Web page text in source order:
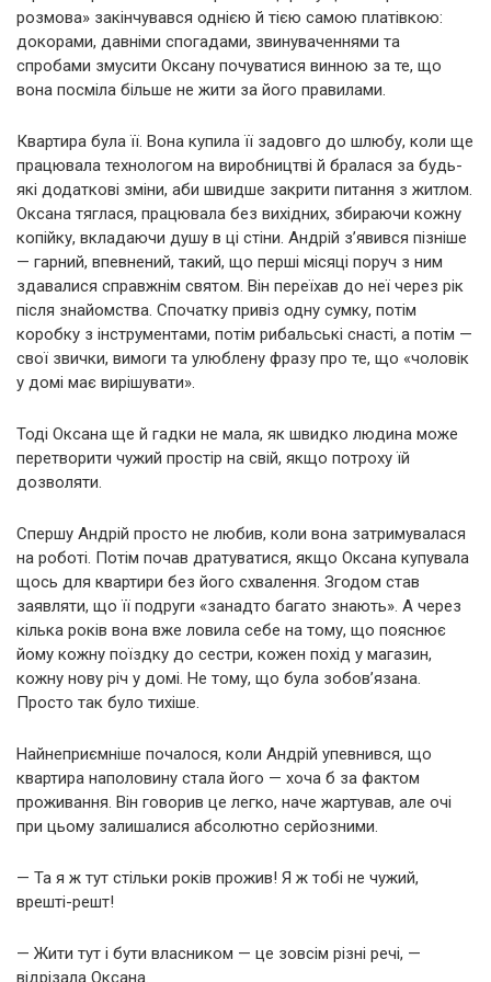
розмова» закінчувався однією й тією самою платівкою:
докорами, давніми спогадами, звинуваченнями та
спробами змусити Оксану почуватися винною за те, що
вона посміла більше не жити за його правилами.
Квартира була її. Вона купила її задовго до шлюбу, коли ще
працювала технологом на виробництві й бралася за будь-
які додаткові зміни, аби швидше закрити питання з житлом.
Оксана тяглася, працювала без вихідних, збираючи кожну
копійку, вкладаючи душу в ці стіни. Андрій з’явився пізніше
— гарний, впевнений, такий, що перші місяці поруч з ним
здавалися справжнім святом. Він переїхав до неї через рік
після знайомства. Спочатку привіз одну сумку, потім
коробку з інструментами, потім рибальські снасті, а потім —
свої звички, вимоги та улюблену фразу про те, що «чоловік
у домі має вирішувати».
Тоді Оксана ще й гадки не мала, як швидко людина може
перетворити чужий простір на свій, якщо потроху їй
дозволяти.
Спершу Андрій просто не любив, коли вона затримувалася
на роботі. Потім почав дратуватися, якщо Оксана купувала
щось для квартири без його схвалення. Згодом став
заявляти, що її подруги «занадто багато знають». А через
кілька років вона вже ловила себе на тому, що пояснює
йому кожну поїздку до сестри, кожен похід у магазин,
кожну нову річ у домі. Не тому, що була зобов’язана.
Просто так було тихіше.
Найнеприємніше почалося, коли Андрій упевнився, що
квартира наполовину стала його — хоча б за фактом
проживання. Він говорив це легко, наче жартував, але очі
при цьому залишалися абсолютно серйозними.
— Та я ж тут стільки років прожив! Я ж тобі не чужий,
врешті-решт!
— Жити тут і бути власником — це зовсім різні речі, —
відрізала Оксана.